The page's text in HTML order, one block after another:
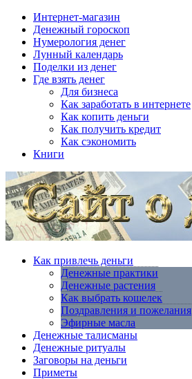
Интернет-магазин
Денежный гороскоп
Нумерология денег
Лунный календарь
Поделки из денег
Где взять денег
Для бизнеса
Как заработать в интернете
Как копить деньги
Как получить кредит
Как сэкономить
Книги
Как привлечь деньги
Денежные практики
Денежные растения
Как выбрать кошелек
Поздравления и пожелания
Эфирные масла
Денежные талисманы
Денежные ритуалы
Заговоры на деньги
Приметы